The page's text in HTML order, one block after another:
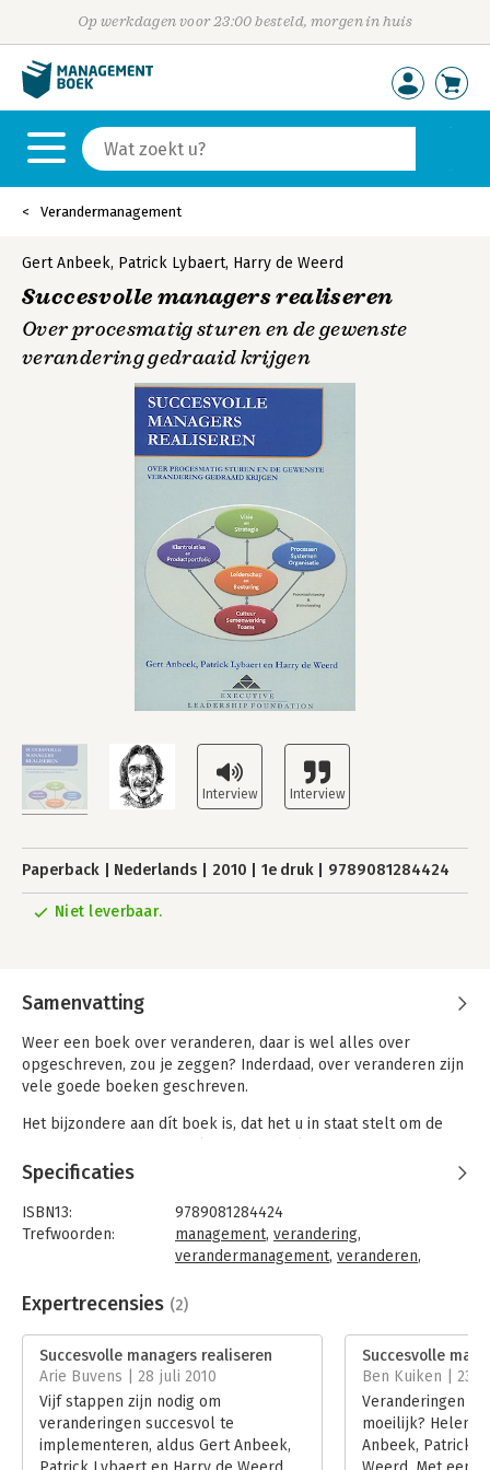
Op werkdagen voor 23:00 besteld, morgen in huis
Verandermanagement
Gert Anbeek, Patrick Lybaert, Harry de Weerd
Succesvolle managers realiseren
Over procesmatig sturen en de gewenste
verandering gedraaid krijgen
Paperback Nederlands 2010 1e druk 9789081284424
Niet leverbaar.
Samenvatting
Weer een boek over veranderen, daar is wel alles over
opgeschreven, zou je zeggen? Inderdaad, over veranderen zijn
vele goede boeken geschreven.
Het bijzondere aan dít boek is, dat het u in staat stelt om de
onderscheidt het van alle goede boeken die al geschreven zijn.
op basis van de ervaring van de auteurs als
organisatieadviseurs hebben zij geleerd dat het realiseren van
veranderingen het lastigste is wat er in de organisatiekunde
Hoe u de realisatie van een veranderingsproces moet plannen
en hoe u de mensen begeleidt die het proces doormaken, is
een complexe aangelegenheid. De auteurs hebben ervaren dat
aanpakken van deze weerbarstige materie neerkomt op het op
het juiste moment doen van de juiste procesmatige
interventies.
Psychologie is in feite een hele exacte wetenschap. Wanneer u
de wetmatigheden kent, weet wie de spelers zijn en wat hun
Specificaties
ISBN13:
9789081284424
Trefwoorden:
management, verandering,
verandermanagement, veranderen,
professional
Bindwijze:
paperback
Aantal pagina's:
176
Uitgever:
Elfpress
Druk:
1
Hoofdrubriek:
Verandermanagement
Expertrecensies (2)
Succesvolle managers realiseren
Arie Buvens | 28 juli 2010
Vijf stappen zijn nodig om
veranderingen succesvol te
implementeren, aldus Gert Anbeek,
Succesvolle
Ben Kuiken | 23
Veranderingen
moeilijk?
Anbeek, Patrick